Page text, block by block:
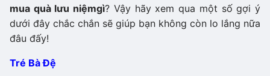
mua quà lưu niệmgì? Vậy hãy xem qua một số gợi ý
dưới đây chắc chắn sẽ giúp bạn không còn lo lắng nữa
đâu đấy!
Tré Bà Đệ